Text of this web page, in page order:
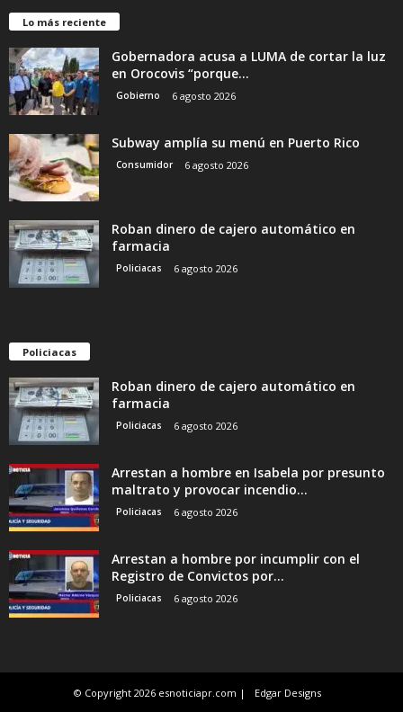
Lo más reciente
Gobernadora acusa a LUMA de cortar la luz
en Orocovis “porque...
Gobierno 6 agosto 2026
Subway amplía su menú en Puerto Rico
Consumidor 6 agosto 2026
Roban dinero de cajero automático en
farmacia
Policiacas 6 agosto 2026
Policiacas
Roban dinero de cajero automático en
farmacia
Policiacas 6 agosto 2026
Arrestan a hombre en Isabela por presunto
maltrato y provocar incendio...
Policiacas 6 agosto 2026
Arrestan a hombre por incumplir con el
Registro de Convictos por...
Policiacas 6 agosto 2026
© Copyright 2026 esnoticiapr.com | Edgar Designs